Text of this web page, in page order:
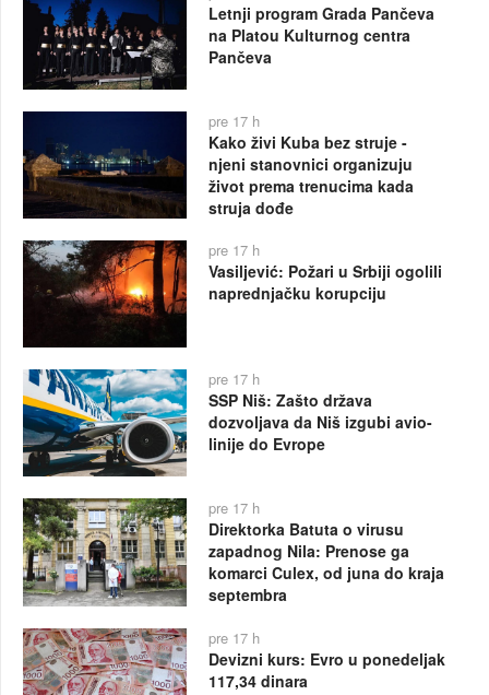
Letnji program Grada Pančeva
na Platou Kulturnog centra
Pančeva
pre 17 h
Kako živi Kuba bez struje -
njeni stanovnici organizuju
život prema trenucima kada
struja dođe
pre 17 h
Vasiljević: Požari u Srbiji ogolili
naprednjačku korupciju
pre 17 h
SSP Niš: Zašto država
dozvoljava da Niš izgubi avio-
linije do Evrope
pre 17 h
Direktorka Batuta o virusu
zapadnog Nila: Prenose ga
komarci Culex, od juna do kraja
septembra
pre 17 h
Devizni kurs: Evro u ponedeljak
117,34 dinara